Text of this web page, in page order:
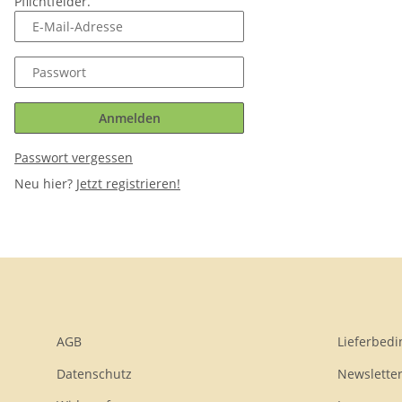
E-Mail-Adresse
Passwort
Anmelden
Passwort vergessen
Neu hier? Jetzt registrieren!
AGB
Datenschutz
Newsletter